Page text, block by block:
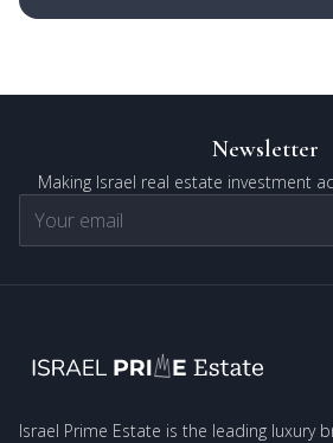
Newsletter
Making Israel real estate investment
Israel Prime Estate is the leading luxury